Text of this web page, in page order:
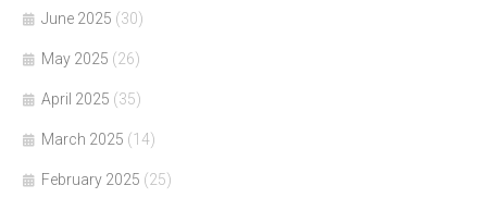
June 2025 (30)
May 2025 (26)
April 2025 (35)
March 2025 (14)
February 2025 (25)